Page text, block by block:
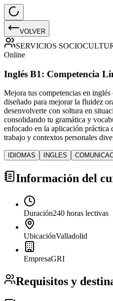
VOLVER
SERVICIOS
Online
Inglés B1: Competencia
Mejora tus competencias en
diseñado para mejorar la fluidez
desenvolverte con soltura en
consolidando tu gramática y
enfocado en la aplicación práctica
trabajo y contextos personales
IDIOMAS INGLES
Información del
Duración240 horas lectivas
UbicaciónValladolid
EmpresaGRI
Requisitos y